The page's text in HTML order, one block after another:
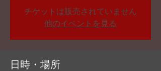
チケットは販売されていません
他のイベントを見る
日時・場所